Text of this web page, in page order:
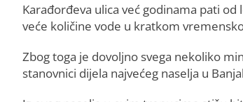
Karađorđeva ulica već godinama pati
veće količine vode u kratkom
Zbog toga je dovoljno svega nekoliko
stanovnici dijela najvećeg naselja u